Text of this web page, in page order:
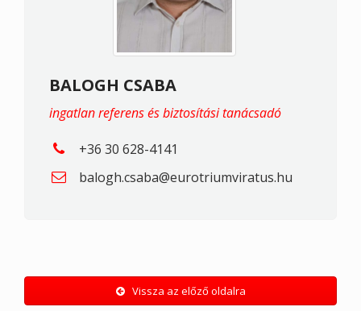
BALOGH CSABA
ingatlan referens és biztosítási tanácsadó
+36 30 628-4141
balogh.csaba@eurotriumviratus.hu
Vissza az előző oldalra